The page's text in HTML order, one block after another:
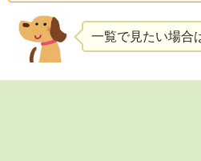
一覧で見たい場合